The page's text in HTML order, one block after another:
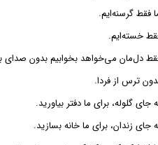
فقط گرسنه‌ایم.
خسته‌ایم.
دل‌مان می‌خواهد بخوابیم بدون صدای
ترس از فردا.
جای گلوله، برای ما دفتر بیاورید.
جای زندان، برای ما خانه بسازید.